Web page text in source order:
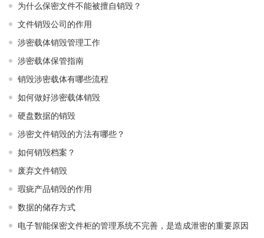
为什么保密文件不能被擅自销毁？
文件销毁公司的作用
涉密载体销毁管理工作
涉密载体保管指南
销毁涉密载体有哪些流程
如何做好涉密载体销毁
硬盘数据的销毁
涉密文件销毁的方法有哪些？
如何销毁档案？
废弃文件销毁
瑕疵产品销毁的作用
数据的储存方式
电子智能保密文件柜的管理系统不完善，是造成泄密的重要原因